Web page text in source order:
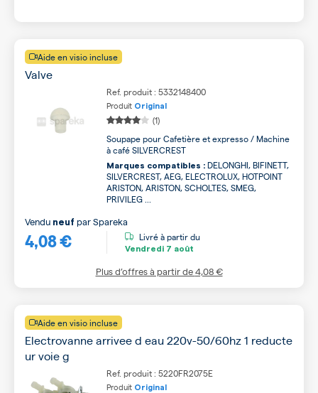
Aide en visio incluse
Valve
Ref. produit : 5332148400
Produit Original
(1)
Soupape pour Cafetière et expresso / Machine
à café SILVERCREST
Marques compatibles : DELONGHI, BIFINETT,
SILVERCREST, AEG, ELECTROLUX, HOTPOINT
ARISTON, ARISTON, SCHOLTES, SMEG,
PRIVILEG ...
4,08 €
Vendu neuf parSpareka
Livré à partir du
Vendredi 7 août
Plus d’offres à partir de4,08 €
Aide en visio incluse
Electrovanne arrivee d eau 220v-50/60hz 1 reducte
ur voie g
Ref. produit : 5220FR2075E
Produit Original